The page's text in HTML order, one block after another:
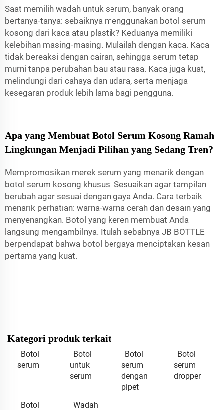
Saat memilih wadah untuk serum, banyak orang
bertanya-tanya: sebaiknya menggunakan botol serum
kosong dari kaca atau plastik? Keduanya memiliki
kelebihan masing-masing. Mulailah dengan kaca. Kaca
tidak bereaksi dengan cairan, sehingga serum tetap
murni tanpa perubahan bau atau rasa. Kaca juga kuat,
melindungi dari cahaya dan udara, serta menjaga
kesegaran produk lebih lama bagi pengguna.
Apa yang Membuat Botol Serum Kosong Ramah
Lingkungan Menjadi Pilihan yang Sedang Tren?
Mempromosikan merek serum yang menarik dengan
botol serum kosong khusus. Sesuaikan agar tampilan
berubah agar sesuai dengan gaya Anda. Cara terbaik
menarik perhatian: warna-warna cerah dan desain yang
menyenangkan. Botol yang keren membuat Anda
langsung mengambilnya. Itulah sebabnya JB BOTTLE
berpendapat bahwa botol bergaya menciptakan kesan
pertama yang kuat.
Kategori produk terkait
Botol
serum
Botol
untuk
serum
Botol
serum
dengan
pipet
Botol
serum
dropper
Botol
Wadah